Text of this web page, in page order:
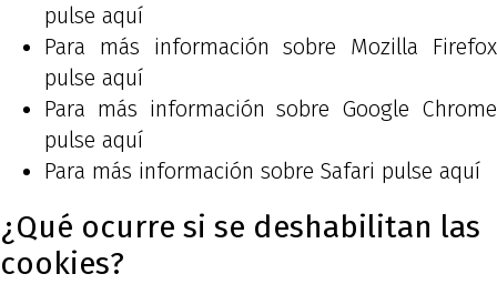
pulse aquí
Para más información sobre Mozilla Firefox
pulse aquí
Para más información sobre Google Chrome
pulse aquí
Para más información sobre Safari pulse aquí
¿Qué ocurre si se deshabilitan las
cookies?